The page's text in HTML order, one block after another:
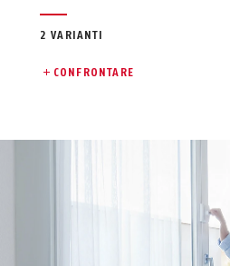
2 VARIANTI
CONFRONTARE